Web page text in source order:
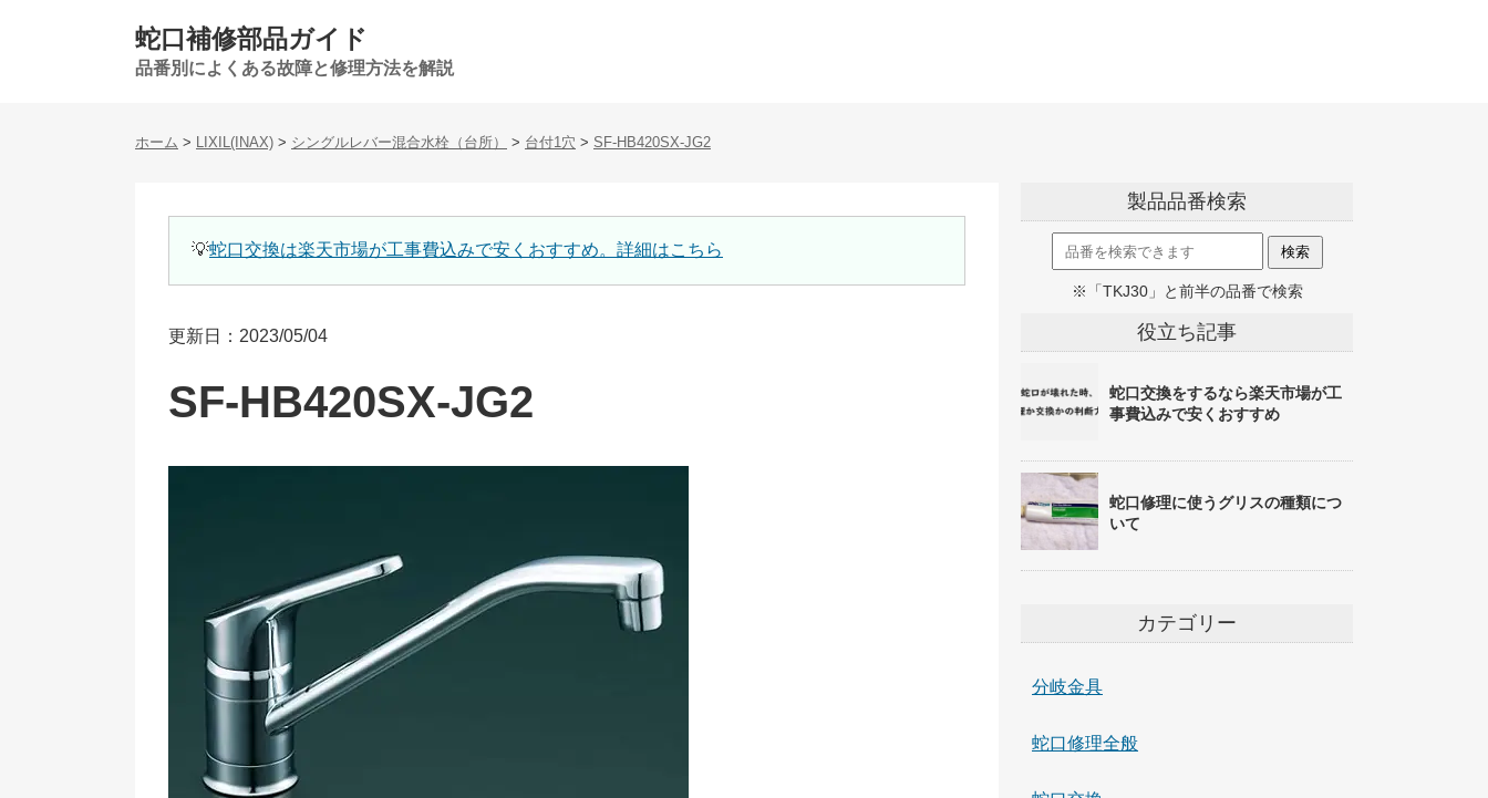
蛇口補修部品ガイド
品番別によくある故障と修理方法を解説
ホーム > LIXIL(INAX) > シングルレバー混合水栓（台所） > 台付1穴 > SF-HB420SX-JG2
💡蛇口交換は楽天市場が工事費込みで安くおすすめ。詳細はこちら
更新日：2023/05/04
SF-HB420SX-JG2
製品品番検索
※「TKJ30」と前半の品番で検索
役立ち記事
蛇口交換をするなら楽天市場が工
事費込みで安くおすすめ
蛇口修理に使うグリスの種類につ
いて
カテゴリー
分岐金具
蛇口修理全般